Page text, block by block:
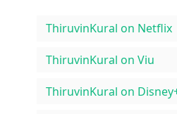
ThiruvinKural on Netflix
ThiruvinKural on Viu
ThiruvinKural on